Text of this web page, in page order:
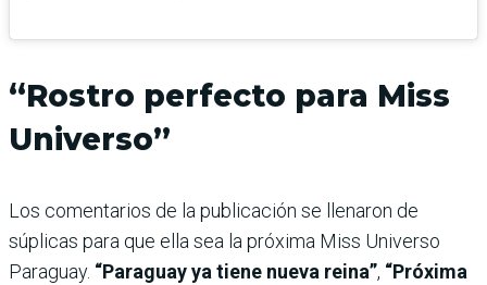
“Rostro perfecto para Miss
Universo”
Los comentarios de la publicación se llenaron de
súplicas para que ella sea la próxima Miss Universo
Paraguay. “Paraguay ya tiene nueva reina”, “Próxima